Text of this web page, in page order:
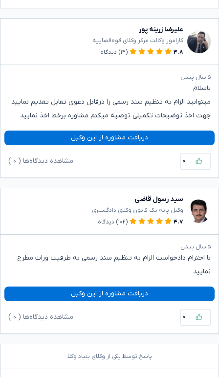
علیرضا زرینه پور
کاراموز وکالت مرکز وکلای قوه‌قضاییه
۴.۸
(۱۴) دیدگاه
۵ سال پیش
باسلام
میتوانید الزام به تنظیم سند رسمی را درقابل دعوی تقابل تقدیم نمایید
جهت اخذ توضیحات تکمیلی توصیه میکنم مشاوره برخط اخذ نمایید
دریافت مشاوره از این وکیل
۰ مشاهده دیدگاه‌ها ( ۰
سید رسول قاضی
وکیل پایه یک کانون وکلای دادگستری
۴.۷
(۱۰۲) دیدگاه
۵ سال پیش
با احترام دادخواست الزام به تنظیم سند رسمی به طرفیت وراث مطرح
نمایید
دریافت مشاوره از این وکیل
۰ مشاهده دیدگاه‌ها ( ۰
پاسخ توسط یکی از وکلای بنیاد وکلا